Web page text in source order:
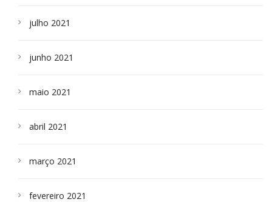
julho 2021
junho 2021
maio 2021
abril 2021
março 2021
fevereiro 2021